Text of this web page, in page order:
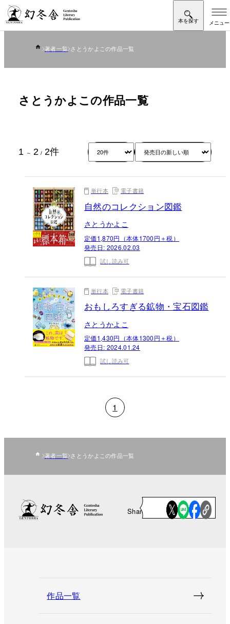
著者一覧 さとうかよこの作品一覧
さとうかよこの作品一覧
1 ～ 2 / 2件
単行本 電子書籍
自然のコレクション図鑑
さとうかよこ
定価1,870円（本体1700円＋税）
発売日: 2026.02.03
試し読み可
単行本 電子書籍
おもしろすぎる鉱物・宝石図鑑
さとうかよこ
定価1,430円（本体1300円＋税）
発売日: 2024.01.24
試し読み可
1
著者一覧 さとうかよこの作品一覧
Share
作品一覧